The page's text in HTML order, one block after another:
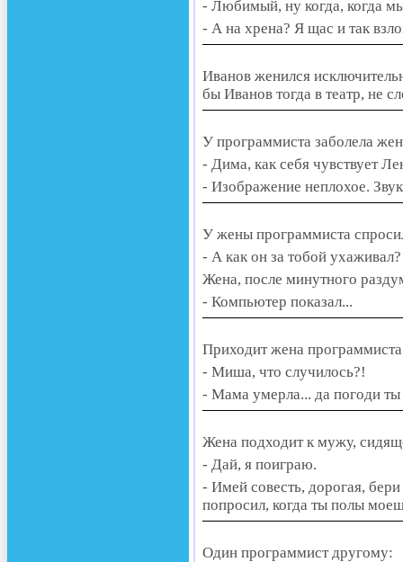
- Любимый, ну когда, когда
- А на хpена? Я щас и так
Иванов женился
бы Иванов тогда в театр, не
У программиста заболела
- Дима, как себя чувствует
- Изображение неплохое.
У жены программиста
- А как он за тобой ухаживал?
Жена, после минутного
- Компьютер показал...
Приходит жена
- Миша, что случилось?!
- Мама умерла... да погоди ты
Жена подходит к мужу,
- Дай, я поиграю.
- Имей совесть, дорогая,
попросил, когда ты полы
Один программист другому: